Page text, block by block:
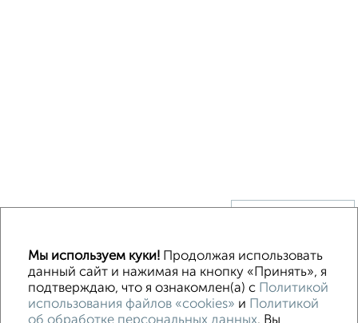
Без посредников Каркасный
Деревянный
Готовый дом Под ключ Загородный
Контакты Политика конфиденциальности
Мы используем куки!Продолжая использовать
данный сайт и нажимая на кнопку «Принять», я
подтверждаю, что я ознакомлен(а) с Политикой
использования файлов «cookies» и Политикой
об обработке персональных данных. Вы